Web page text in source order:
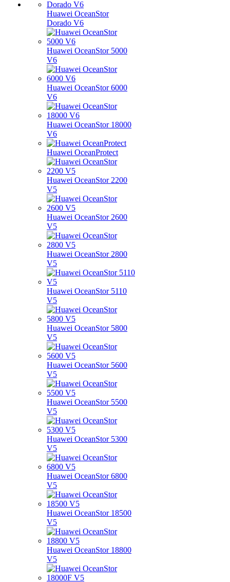
Huawei OceanStor
Dorado V6
Huawei OceanStor 5000
V6
Huawei OceanStor 6000
V6
Huawei OceanStor 18000
V6
Huawei OceanProtect
Huawei OceanStor 2200
V5
Huawei OceanStor 2600
V5
Huawei OceanStor 2800
V5
Huawei OceanStor 5110
V5
Huawei OceanStor 5800
V5
Huawei OceanStor 5600
V5
Huawei OceanStor 5500
V5
Huawei OceanStor 5300
V5
Huawei OceanStor 6800
V5
Huawei OceanStor 18500
V5
Huawei OceanStor 18800
V5